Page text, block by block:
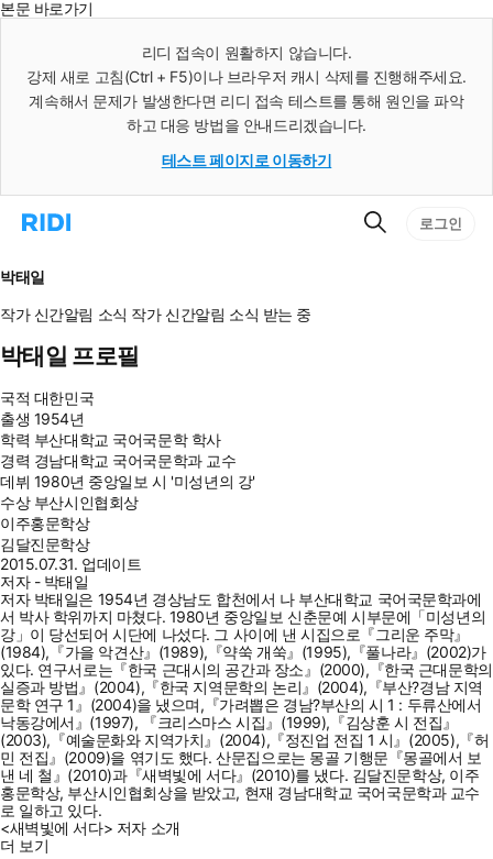
본문 바로가기
리디 접속이 원활하지 않습니다.
강제 새로 고침(Ctrl + F5)이나 브라우저 캐시 삭제를 진행해주세요.
계속해서 문제가 발생한다면 리디 접속 테스트를 통해 원인을 파악
하고 대응 방법을 안내드리겠습니다.
테스트 페이지로 이동하기
리
으
로
이
동
검
로그인
박태일
작가 신간알림 소식 작가 신간알림 소식 받는 중
박태일 프로필
국적 대한민국
출생 1954년
학력 부산대학교 국어국문학 학사
경력 경남대학교 국어국문학과 교수
데뷔 1980년 중앙일보 시 '미성년의 강'
수상 부산시인협회상
이주홍문학상
김달진문학상
2015.07.31. 업데이트
저자 - 박태일
저자 박태일은 1954년 경상남도 합천에서 나 부산대학교 국어국문학과에
서 박사 학위까지 마쳤다. 1980년 중앙일보 신춘문예 시부문에「미성년의
강」이 당선되어 시단에 나섰다. 그 사이에 낸 시집으로『그리운 주막』
(1984),『가을 악견산』(1989),『약쑥 개쑥』(1995),『풀나라』(2002)가
있다. 연구서로는『한국 근대시의 공간과 장소』(2000),『한국 근대문학의
실증과 방법』(2004),『한국 지역문학의 논리』(2004),『부산?경남 지역
문학 연구 1』(2004)을 냈으며,『가려뽑은 경남?부산의 시 1 : 두류산에서
낙동강에서』(1997), 『크리스마스 시집』(1999),『김상훈 시 전집』
(2003),『예술문화와 지역가치』(2004),『정진업 전집 1 시』(2005),『허
민 전집』(2009)을 엮기도 했다. 산문집으로는 몽골 기행문『몽골에서 보
낸 네 철』(2010)과『새벽빛에 서다』(2010)를 냈다. 김달진문학상, 이주
홍문학상, 부산시인협회상을 받았고, 현재 경남대학교 국어국문학과 교수
로 일하고 있다.
<새벽빛에 서다> 저자 소개
더 보기